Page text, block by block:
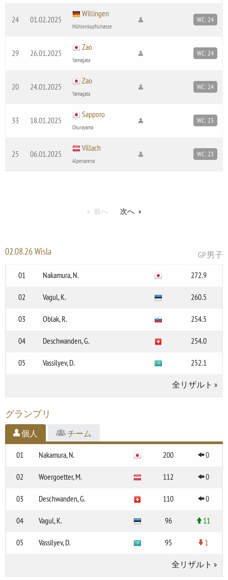
24 01.02.2025
Willingen
Mühlenkopfschanze
WC: 24
29 26.01.2025
Zao
Yamagata
WC: 24
20 24.01.2025
Zao
Yamagata
WC: 24
33 18.01.2025
Sapporo
Okurayama
WC: 23
25 06.01.2025
Villach
Alpenarena
WC: 23
前へ 次へ
02.08.26 Wisla
GP 男子
01
Nakamura, N. 272.9
02 Vagul, K. 260.5
03 Oblak, R. 254.5
04 Deschwanden, G. 254.0
05 Vassilyev, D. 252.1
全リザルト »
グランプリ
個人 チーム
01 Nakamura, N. 200 0
02 Woergoetter, M. 112 0
03 Deschwanden, G. 110 0
04 Vagul, K. 96 11
05 Vassilyev, D. 95 1
全リザルト »